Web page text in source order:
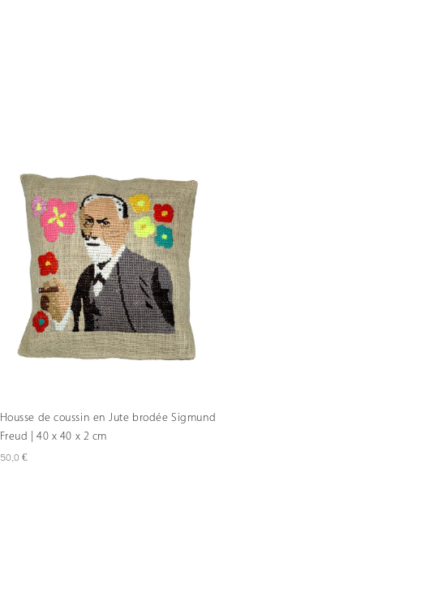
Housse de coussin en Jute brodée Sigmund
Freud | 40 x 40 x 2 cm
50,0 €